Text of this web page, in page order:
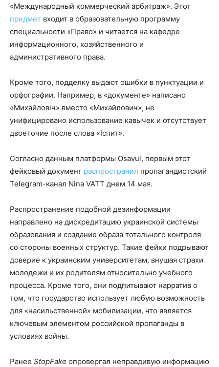
«Международный коммерческий арбитраж». Этот
предмет входит в образовательную программу
специальности «Право» и читается на кафедре
информационного, хозяйственного и
административного права.
Кроме того, подделку выдают ошибки в пунктуации и
орфографии. Например, в «документе» написано
«Михайловіч» вместо «Михайлович», не
унифицировано использование кавычек и отсутствует
двоеточие после слова «Іспит».
Согласно данным платформы Osavul, первым этот
фейковый документ распространил пропагандистский
Telegram-канал Nina VATT днем 14 мая.
Распространение подобной дезинформации
направлено на дискредитацию украинской системы
образования и создание образа тотального контроля
со стороны военных структур. Такие фейки подрывают
доверие к украинским университетам, внушая страхи
молодежи и их родителям относительно учебного
процесса. Кроме того, они подпитывают нарратив о
том, что государство использует любую возможность
для «насильственной» мобилизации, что является
ключевым элементом российской пропаганды в
условиях войны.
Ранее StopFake опровергал неправдивую информацию